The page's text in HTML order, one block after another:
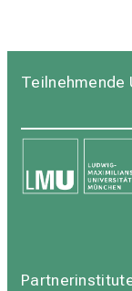
Teilnehmende